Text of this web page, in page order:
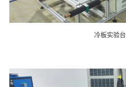
冷板实验台